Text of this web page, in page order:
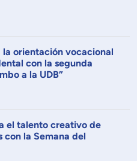
la orientación vocacional
con la segunda
a la UDB”
el talento creativo de
con la Semana del